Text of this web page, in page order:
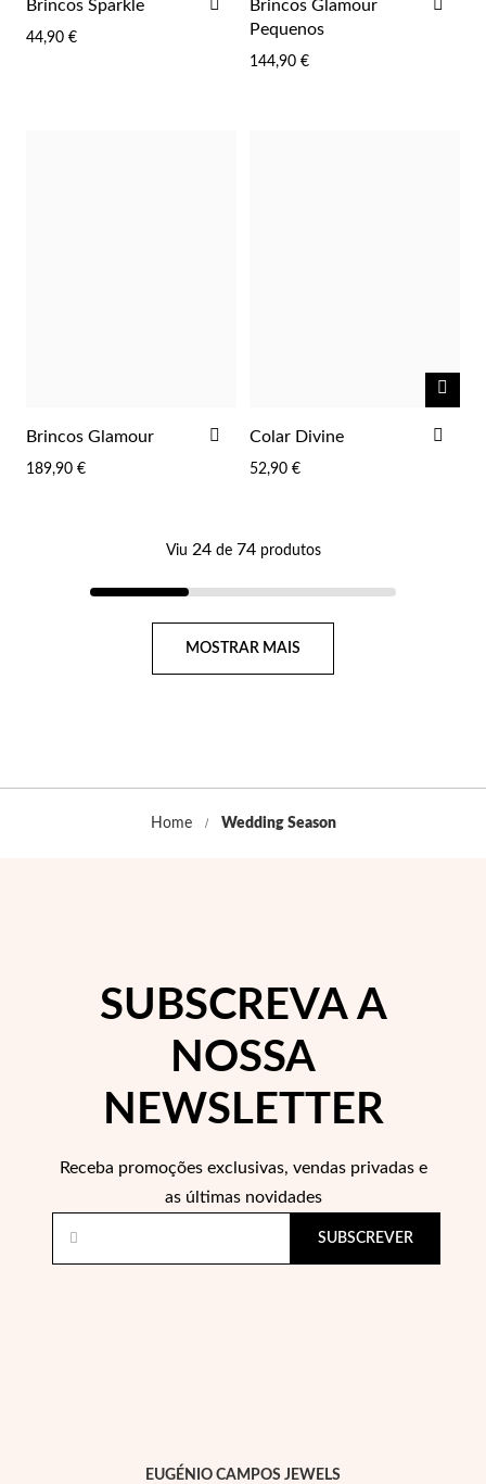
Brincos Sparkle
44,90 €
AOS
Brincos Glamour
Pequenos
144,90 €
Brincos Glamour
189,90 €
ADICIONAR
FAVORITOS
Colar Divine
52,90 €
Viu 24de 74produtos
MOSTRAR MAIS
Home Wedding Season
SUBSCREVA A
NOSSA
NEWSLETTER
Receba promoções exclusivas, vendas privadas e
as últimas novidades
SUBSCREVER
EUGÉNIO CAMPOS JEWELS